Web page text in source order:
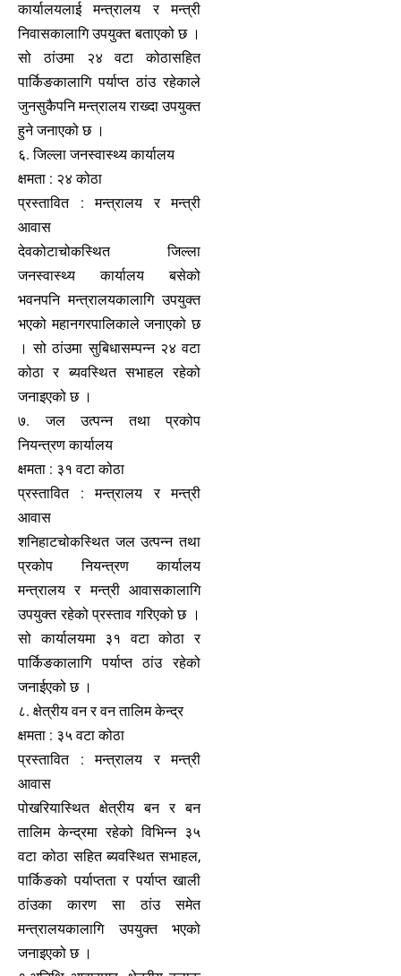
कार्यालयलाई मन्त्रालय र मन्त्री
निवासकालागि उपयुक्त बताएको छ ।
सो ठांउमा २४ वटा कोठासहित
पार्किङकालागि पर्याप्त ठांउ रहेकाले
जुनसुकैपनि मन्त्रालय राख्दा उपयुक्त
हुने जनाएको छ ।
६. जिल्ला जनस्वास्थ्य कार्यालय
क्षमता : २४ कोठा
प्रस्तावित : मन्त्रालय र मन्त्री
आवास
देवकोटाचोकस्थित जिल्ला
जनस्वास्थ्य कार्यालय बसेको
भवनपनि मन्त्रालयकालागि उपयुक्त
भएको महानगरपालिकाले जनाएको छ
। सो ठांउमा सुबिधासम्पन्न २४ वटा
कोठा र ब्यवस्थित सभाहल रहेको
जनाइएको छ ।
७. जल उत्पन्न तथा प्रकोप
नियन्त्रण कार्यालय
क्षमता : ३१ वटा कोठा
प्रस्तावित : मन्त्रालय र मन्त्री
आवास
शनिहाटचोकस्थित जल उत्पन्न तथा
प्रकोप नियन्त्रण कार्यालय
मन्त्रालय र मन्त्री आवासकालागि
उपयुक्त रहेको प्रस्ताव गरिएको छ ।
सो कार्यालयमा ३१ वटा कोठा र
पार्किङकालागि पर्याप्त ठांउ रहेको
जनाईएको छ ।
८. क्षेत्रीय वन र वन तालिम केन्द्र
क्षमता : ३५ वटा कोठा
प्रस्तावित : मन्त्रालय र मन्त्री
आवास
पोखरियास्थित क्षेत्रीय बन र बन
तालिम केन्द्रमा रहेको विभिन्न ३५
वटा कोठा सहित ब्यवस्थित सभाहल,
पार्किङको पर्याप्तता र पर्याप्त खाली
ठांउका कारण सा ठांउ समेत
मन्त्रालयकालागि उपयुक्त भएको
जनाइएको छ ।